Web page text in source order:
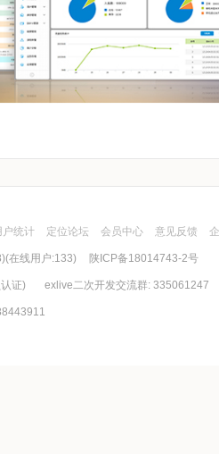
户统计 定位论坛 会员中心 意见反馈
在线用户:133) 陕ICP备18014743-2号
认证) exlive二次开发交流群: 335061247